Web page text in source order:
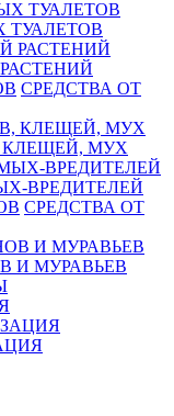
ТУАЛЕТОВ
СРЕДСТВА ОТ
КЛЕЩЕЙ, МУХ
ВРЕДИТЕЛЕЙ
СРЕДСТВА ОТ
И МУРАВЬЕВ